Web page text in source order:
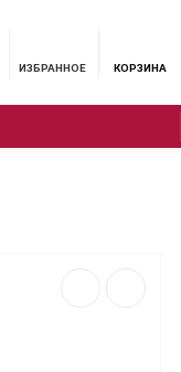
ИЗБРАННОЕ КОРЗИНА